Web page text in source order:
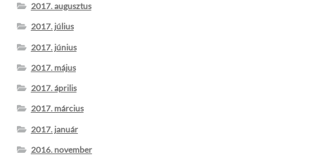
2017. augusztus
2017. július
2017. június
2017. május
2017. április
2017. március
2017. január
2016. november